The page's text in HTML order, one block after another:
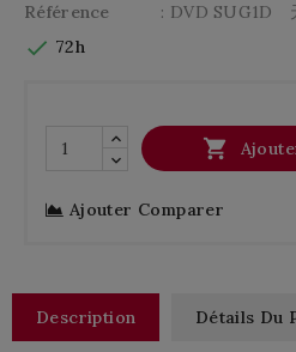
Référence
: DVD SUG1D
 72h

Ajouter Comparer
Description Détails Du